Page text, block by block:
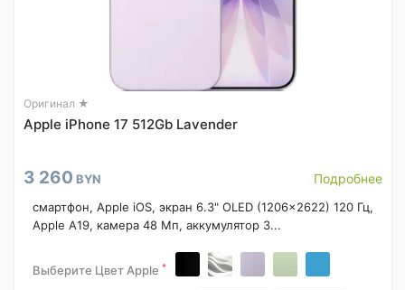
Оригинал ★
Apple iPhone 17 512Gb Lavender
3 260 BYN Подробнее
смартфон, Apple iOS, экран 6.3" OLED (1206x2622) 120 Гц,
Apple A19, камера 48 Мп, аккумулятор 3...
Выберите Цвет Apple *